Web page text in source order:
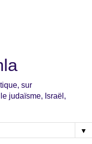
sur
judaïsme, Israël,
▼